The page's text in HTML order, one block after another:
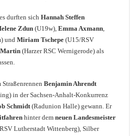
durften sichHannah Steffen
Zdun (U19w),Emma Axmann,
undMiriam Tschepe (U15/RSV
(Harzer RSC Wernigerode) als
StraßenrennenBenjamin Ahrendt
in der Sachsen-Anhalt-Konkurrenz
Schmidt(Radunion Halle) gewann. Er
hinter demneuen Landesmeister
Lutherstadt Wittenberg), Silber